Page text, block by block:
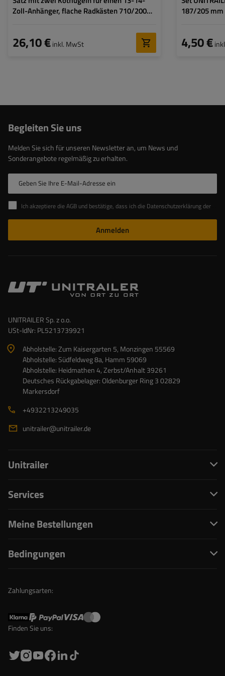
Zoll-Anhänger, flache Radkästen 710/200
26,10 €inkl. MwSt
187/205 mm
4,50 €
Begleiten Sie uns
Melden Sie sich für unseren Newsletter an, um News und
Sonderangebote regelmäßig zu erhalten.
Geben Sie Ihre E-Mail-Adresse ein
Ich akzeptiere die AGB und bestätige, dass ich die Datenschutzerklärung der Website zur Kenntnis genommen habe
Anmelden
UNITRAILER Sp. z o.o.
USt-IdNr: PL5213739921
Abholstelle: Zum Kaisergarten 5, Monzingen 55569
Abholstelle: Südfeldweg 8a, Hamm 59069
Abholstelle: Heidmathen 4, Zerbst/Anhalt 39261
Deutsches Rückgabelager: Oldenburger Ring 3 02829
Markersdorf
+4932213249035
unitrailer@unitrailer.de
Unitrailer
Services
Meine Bestellungen
Bedingungen
Zahlungsarten:
Finden Sie uns: